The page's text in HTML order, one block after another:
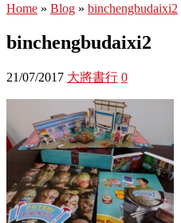
Home » Blog » binchengbudaixi2
binchengbudaixi2
21/07/2017 大將書行 0